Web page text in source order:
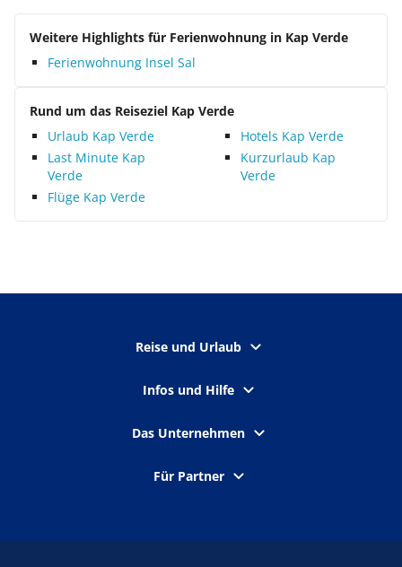
Weitere Highlights für Ferienwohnung in Kap Verde
Ferienwohnung Insel Sal
Rund um das Reiseziel Kap Verde
Urlaub Kap Verde
Hotels Kap Verde
Last Minute Kap
Verde
Kurzurlaub Kap
Verde
Flüge Kap Verde
Reise und Urlaub
Infos und Hilfe
Das Unternehmen
Für Partner